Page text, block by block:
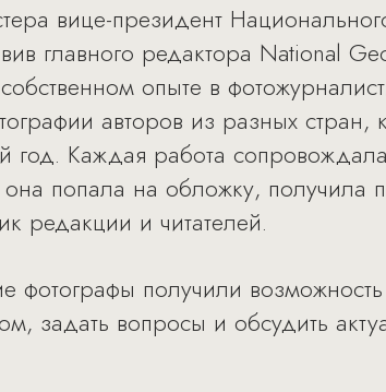
вице-президент
главного редактора National
опыте в
авторов из разных стран,
год. Каждая работа
попала на обложку,
редакции и читателей.
фотографы получили
задать вопросы и обсудить